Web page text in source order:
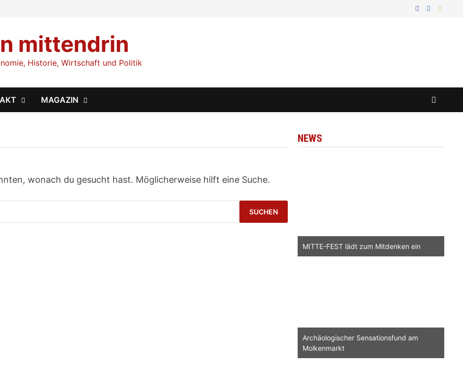
mittendrin
Historie, Wirtschaft und Politik
MAGAZIN
wonach du gesucht hast. Möglicherweise hilft eine Suche.
NEWS
MITTE-FEST lädt zum Mitdenken ein
Archäologischer Sensationsfund am
Molkenmarkt